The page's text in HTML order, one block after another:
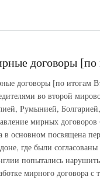
договоры [по
договоры [по итогам
во второй
Румынией,
мирных
в основном посвящена
где были
попытались
мирного договора с